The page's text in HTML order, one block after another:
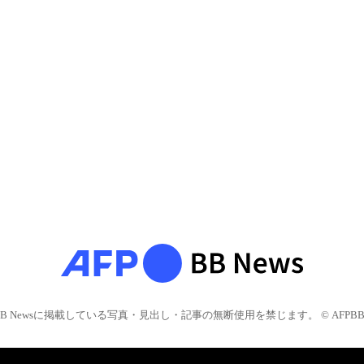
Newsに掲載している写真・見出し・記事の無断使用を禁じます。 © AFPBB